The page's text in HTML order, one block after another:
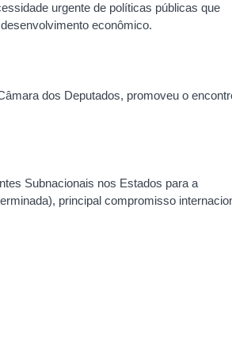
urgente de políticas públicas que
econômico.
dos Deputados, promoveu o
Subnacionais nos Estados para a
principal compromisso